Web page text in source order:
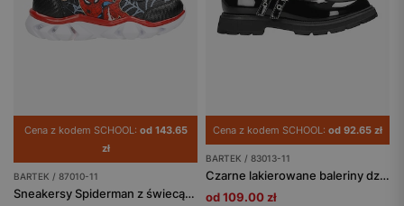
Cena z kodem SCHOOL: od 143.65
zł
BARTEK / 87010-11
Sneakersy Spiderman z świecącą podeszwą BARTEK 87010-11
Cena z kodem SCHOOL: od 92.65 zł
BARTEK / 83013-11
Czarne lakierowane baleriny dziewczęce z paskami na podbiciu BARTEK 83013-11
od 109.00 zł